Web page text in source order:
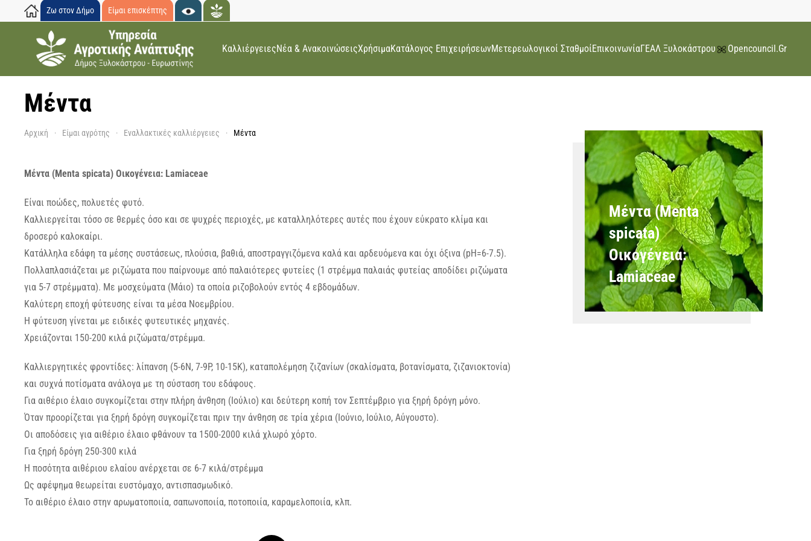
Skip to main content
Ζω στον Δήμο Είμαι επισκέπτης
ΚαλλιέργειεςΝέα & ΑνακοινώσειςΧρήσιμαΚατάλογος ΕπιχειρήσεωνΜετερεωλογικοί ΣταθμοίΕπικοινωνίαΓΕΑΛ Ξυλοκάστρου Opencouncil.gr
Μέντα
Αρχική Είμαι αγρότης Εναλλακτικές καλλιέργειες Μέντα
Μέντα (Menta spicata) Οικογένεια: Lamiaceae
Είναι ποώδες, πολυετές φυτό.
Καλλιεργείται τόσο σε θερμές όσο και σε ψυχρές περιοχές, με καταλληλότερες αυτές που έχουν εύκρατο κλίμα και
δροσερό καλοκαίρι.
Κατάλληλα εδάφη τα μέσης συστάσεως, πλούσια, βαθιά, αποστραγγιζόμενα καλά και αρδευόμενα και όχι όξινα (pH=6-7.5).
Πολλαπλασιάζεται με ριζώματα που παίρνουμε από παλαιότερες φυτείες (1 στρέμμα παλαιάς φυτείας αποδίδει ριζώματα
για 5-7 στρέμματα). Με μοσχεύματα (Μάιο) τα οποία ριζοβολούν εντός 4 εβδομάδων.
Καλύτερη εποχή φύτευσης είναι τα μέσα Νοεμβρίου.
Η φύτευση γίνεται με ειδικές φυτευτικές μηχανές.
Χρειάζονται 150-200 κιλά ριζώματα/στρέμμα.
Καλλιεργητικές φροντίδες: λίπανση (5-6N, 7-9P, 10-15K), καταπολέμηση ζιζανίων (σκαλίσματα, βοτανίσματα, ζιζανιοκτονία)
και συχνά ποτίσματα ανάλογα με τη σύσταση του εδάφους.
Για αιθέριο έλαιο συγκομίζεται στην πλήρη άνθηση (Ιούλιο) και δεύτερη κοπή τον Σεπτέμβριο για ξηρή δρόγη μόνο.
Όταν προορίζεται για ξηρή δρόγη συγκομίζεται πριν την άνθηση σε τρία χέρια (Ιούνιο, Ιούλιο, Αύγουστο).
Οι αποδόσεις για αιθέριο έλαιο φθάνουν τα 1500-2000 κιλά χλωρό χόρτο.
Για ξηρή δρόγη 250-300 κιλά
Η ποσότητα αιθέριου ελαίου ανέρχεται σε 6-7 κιλά/στρέμμα
Ως αφέψημα θεωρείται ευστόμαχο, αντισπασμωδικό.
Το αιθέριο έλαιο στην αρωματοποιία, σαπωνοποιία, ποτοποιία, καραμελοποιία, κλπ.
Μέντα (Menta
spicata)
Οικογένεια:
Lamiaceae